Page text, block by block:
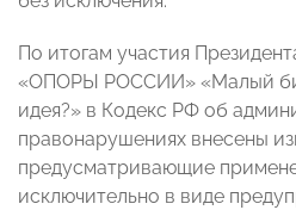
По итогам участия
«ОПОРЫ РОССИИ» «Малый
идея?» в Кодекс РФ об
правонарушениях внесены
предусматривающие
исключительно в виде